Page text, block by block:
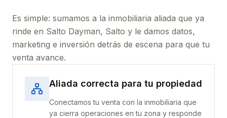
Es simple: sumamos a la inmobiliaria aliada que ya
rinde en Salto Dayman, Salto y le damos datos,
marketing e inversión detrás de escena para que tu
venta avance.
Aliada correcta para tu propiedad
Conectamos tu venta con la inmobiliaria que
ya cierra operaciones en tu zona y responde